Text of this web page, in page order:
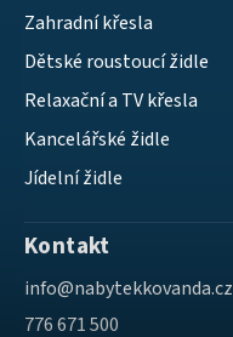
Zahradní křesla
Dětské roustoucí židle
Relaxační a TV křesla
Kancelářské židle
Jídelní židle
Kontakt
info@nabytekkovanda.cz
776 671 500